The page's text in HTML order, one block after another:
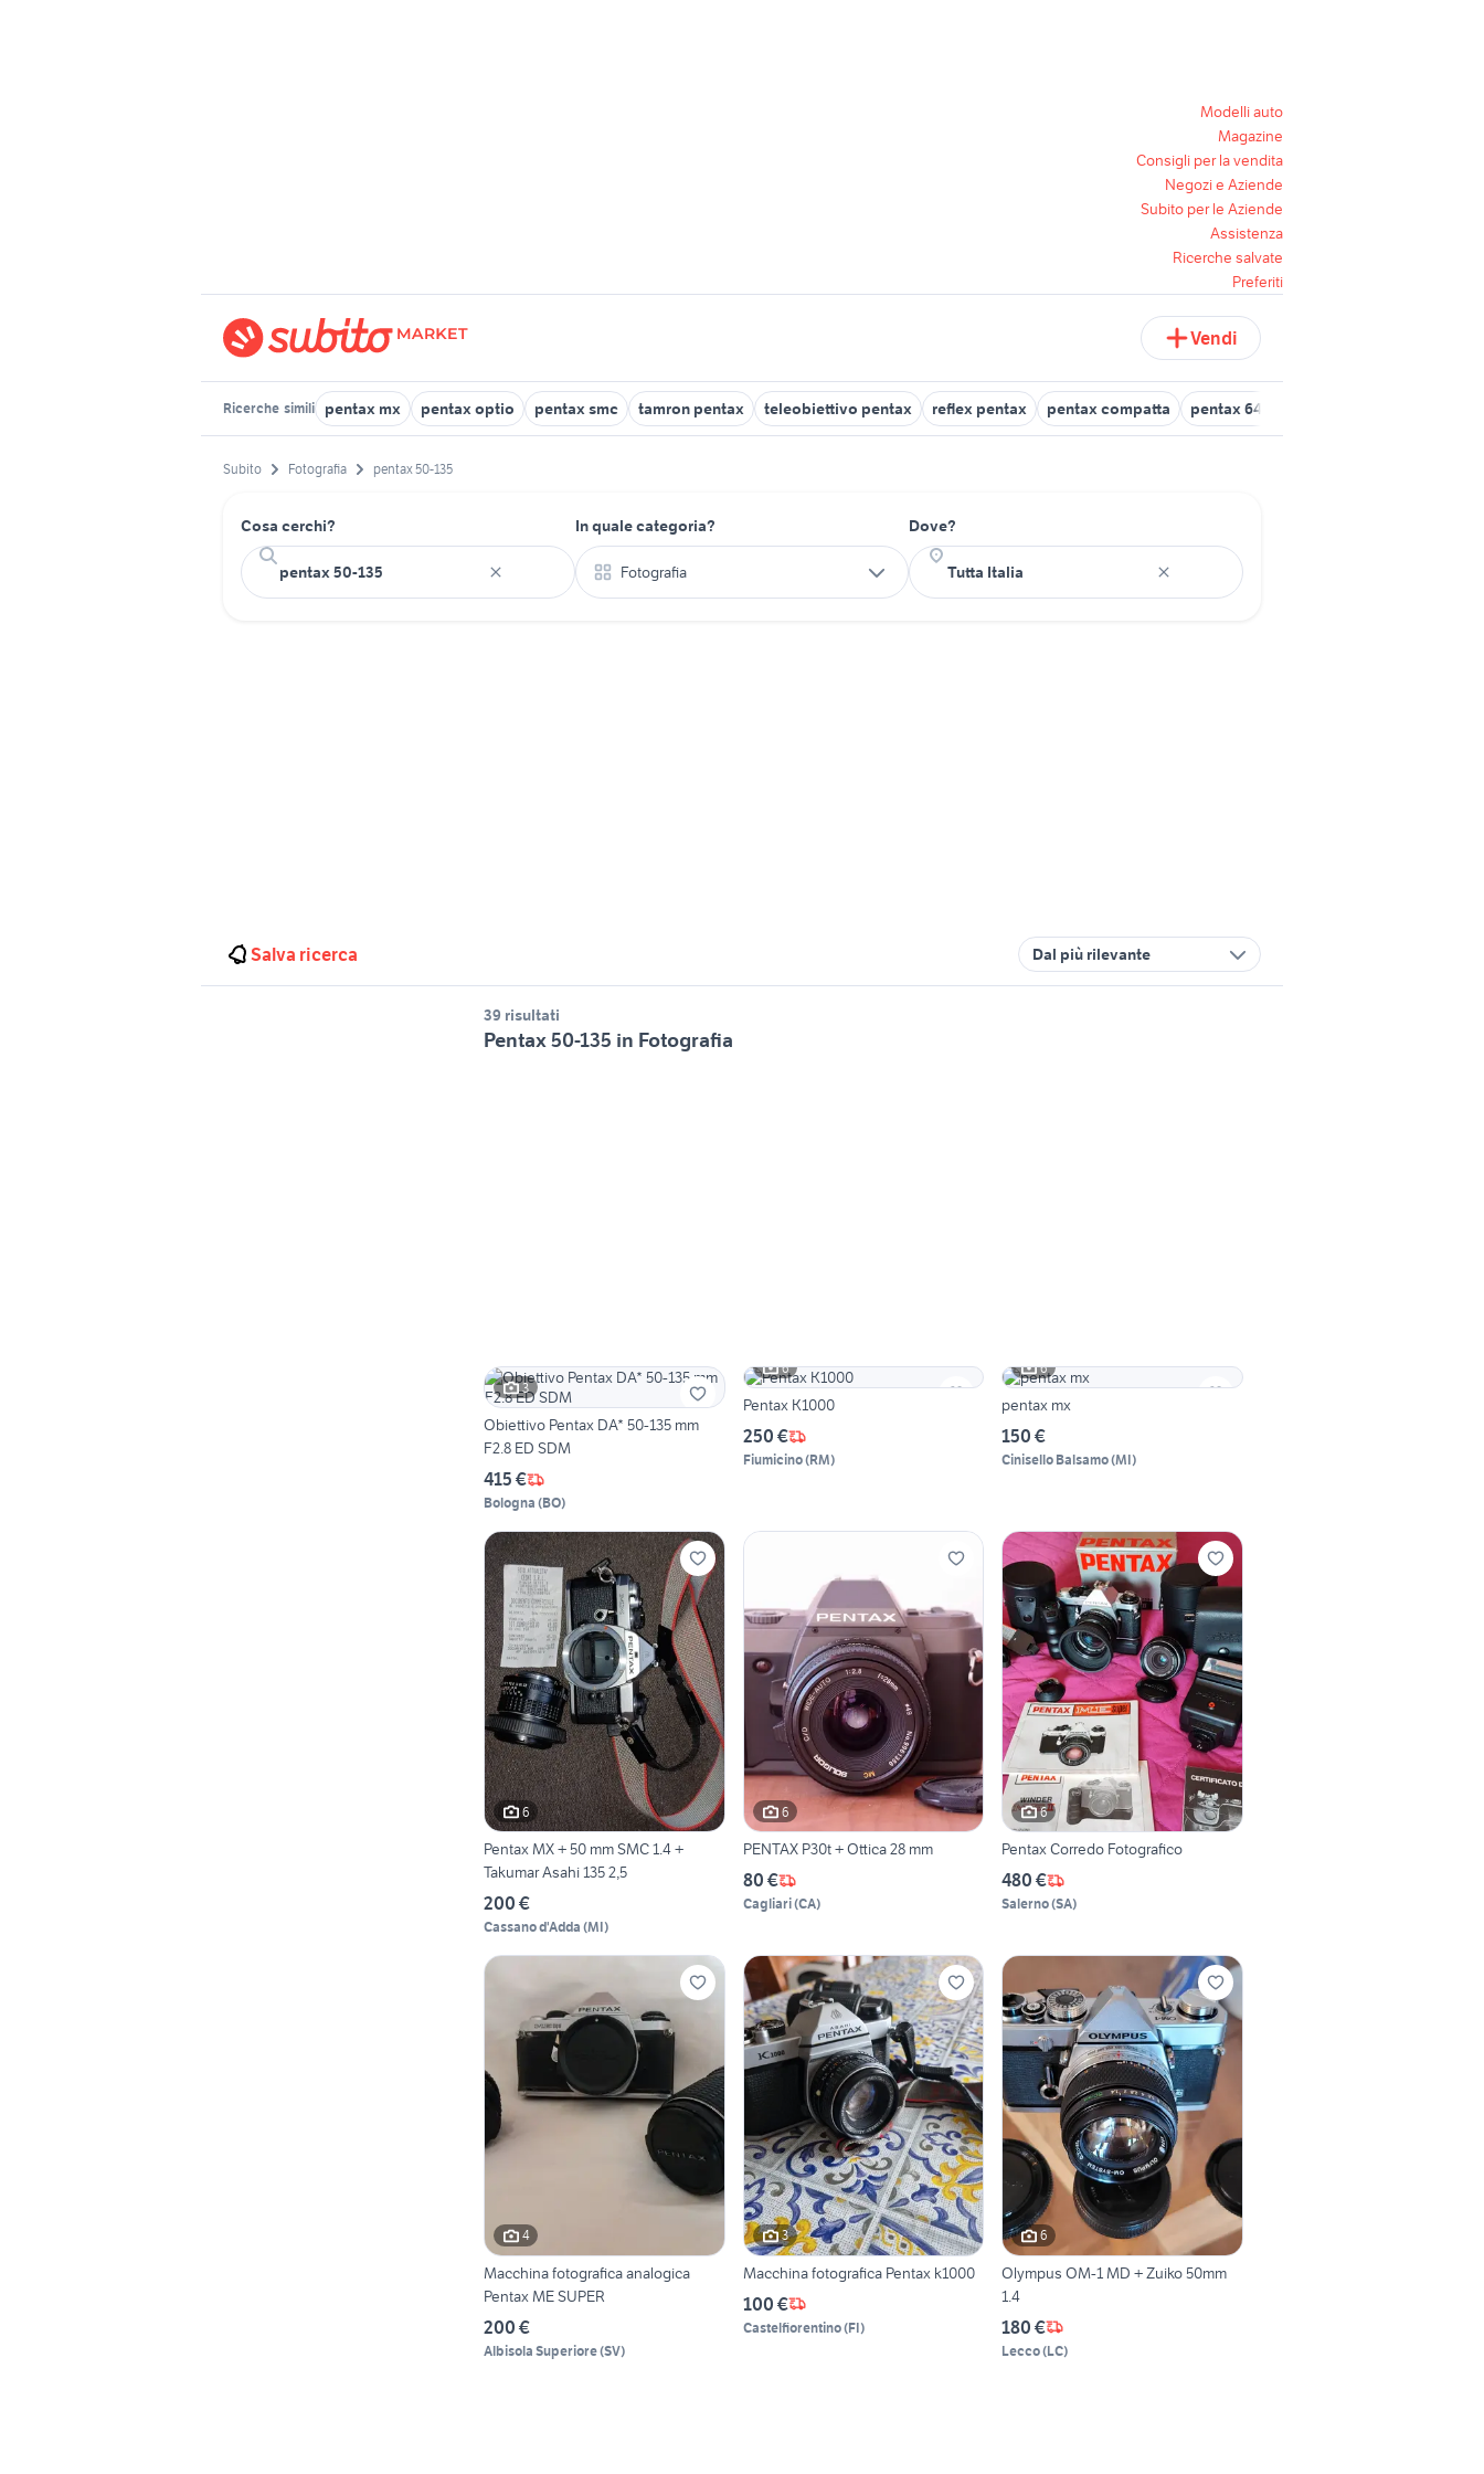
Modelli auto
Magazine
Consigli per la vendita
Negozi e Aziende
Subito per le Aziende
Assistenza
Ricerche salvate
Preferiti
Vendi
Ricerche simili pentax mx pentax optio pentax smc tamron pentax teleobiettivo pentax reflex pentax pentax compatta pentax 645d
Subito Fotografia pentax 50-135
Cosa cerchi? In quale categoria?
Fotografia
Dove?
Salva ricerca Dal più rilevante
39 risultati
Pentax 50-135 in Fotografia
3
Obiettivo Pentax DA* 50-135 mm
F2.8 ED SDM
415 €
Bologna (BO)
6
Pentax K1000
250 €
Fiumicino(RM)
6
pentax mx
150 €
Cinisello Balsamo(MI)
6
Pentax MX + 50 mm SMC 1.4 +
Takumar Asahi 135 2,5
200 €
Cassano d'Adda (MI)
6
PENTAX P30t + Ottica 28 mm
80 €
Cagliari(CA)
6
Pentax Corredo Fotografico
480 €
Salerno(SA)
4
Macchina fotografica analogica
Pentax ME SUPER
200 €
Albisola Superiore(SV)
3
Macchina fotografica Pentax k1000
100 €
Castelfiorentino(FI)
6
Olympus OM-1 MD + Zuiko 50mm
1.4
180 €
Lecco(LC)